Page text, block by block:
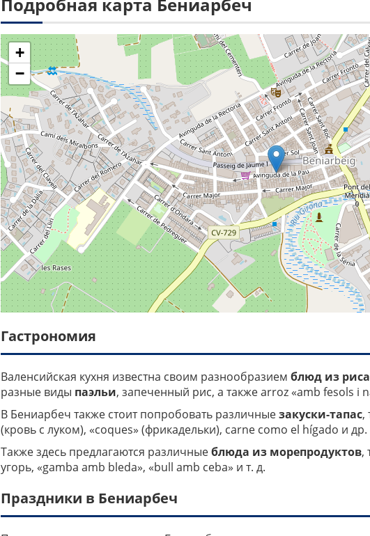
+
−
Гастрономия
Валенсийская кухня известна своим разнообразием блюд из риса
разные виды паэльи, запеченный рис, а также arroz «amb fesols i
В Бениарбеч также стоит попробовать различныезакуски-тапас,
(кровь с луком), «coques» (фрикадельки), carne como el hígado и др.
Также здесь предлагаются различныеблюда из морепродуктов,
угорь, «gamba amb bleda», «bull amb ceba» и т. д.
Праздники в Бениарбеч